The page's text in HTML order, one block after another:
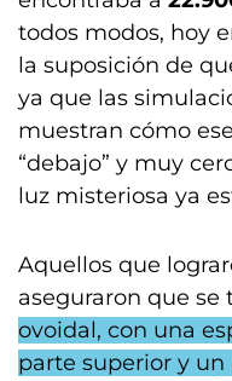
todos modos, hoy
la suposición de
ya que las
muestran cómo
“debajo” y muy
luz misteriosa ya
Aquellos que
aseguraron que se
ovoidal, con una
parte superior y